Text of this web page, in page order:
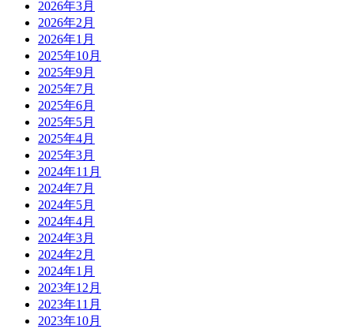
2026年3月
2026年2月
2026年1月
2025年10月
2025年9月
2025年7月
2025年6月
2025年5月
2025年4月
2025年3月
2024年11月
2024年7月
2024年5月
2024年4月
2024年3月
2024年2月
2024年1月
2023年12月
2023年11月
2023年10月